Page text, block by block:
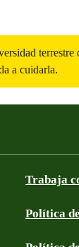
terrestre
a cuidarla.
Trabaja
Política